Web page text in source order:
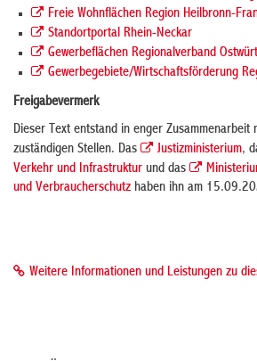
Freie Wohnflächen Region Heilbronn-
Standortportal Rhein-Neckar
Gewerbeflächen Regionalverband
Gewerbegebiete/Wirtschaftsförderung
Freigabevermerk
Dieser Text entstand in enger Zusammenarbeit
zuständigen Stellen. Das
Justizministerium,
Verkehr und Infrastruktur und das
und Verbraucherschutz haben ihn am
Weitere Informationen und Leistungen zu